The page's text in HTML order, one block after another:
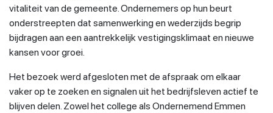
vitaliteit van de gemeente. Ondernemers op hun beurt
onderstreepten dat samenwerking en wederzijds begrip
bijdragen aan een aantrekkelijk vestigingsklimaat en nieuwe
kansen voor groei.
Het bezoek werd afgesloten met de afspraak om elkaar
vaker op te zoeken en signalen uit het bedrijfsleven actief te
blijven delen. Zowel het college als Ondernemend Emmen